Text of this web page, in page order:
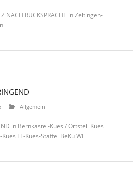
NACH RÜCKSPRACHE in Zeltingen-
Allgemein
in Bernkastel-Kues / Ortsteil Kues
FF-Kues-Staffel BeKu WL